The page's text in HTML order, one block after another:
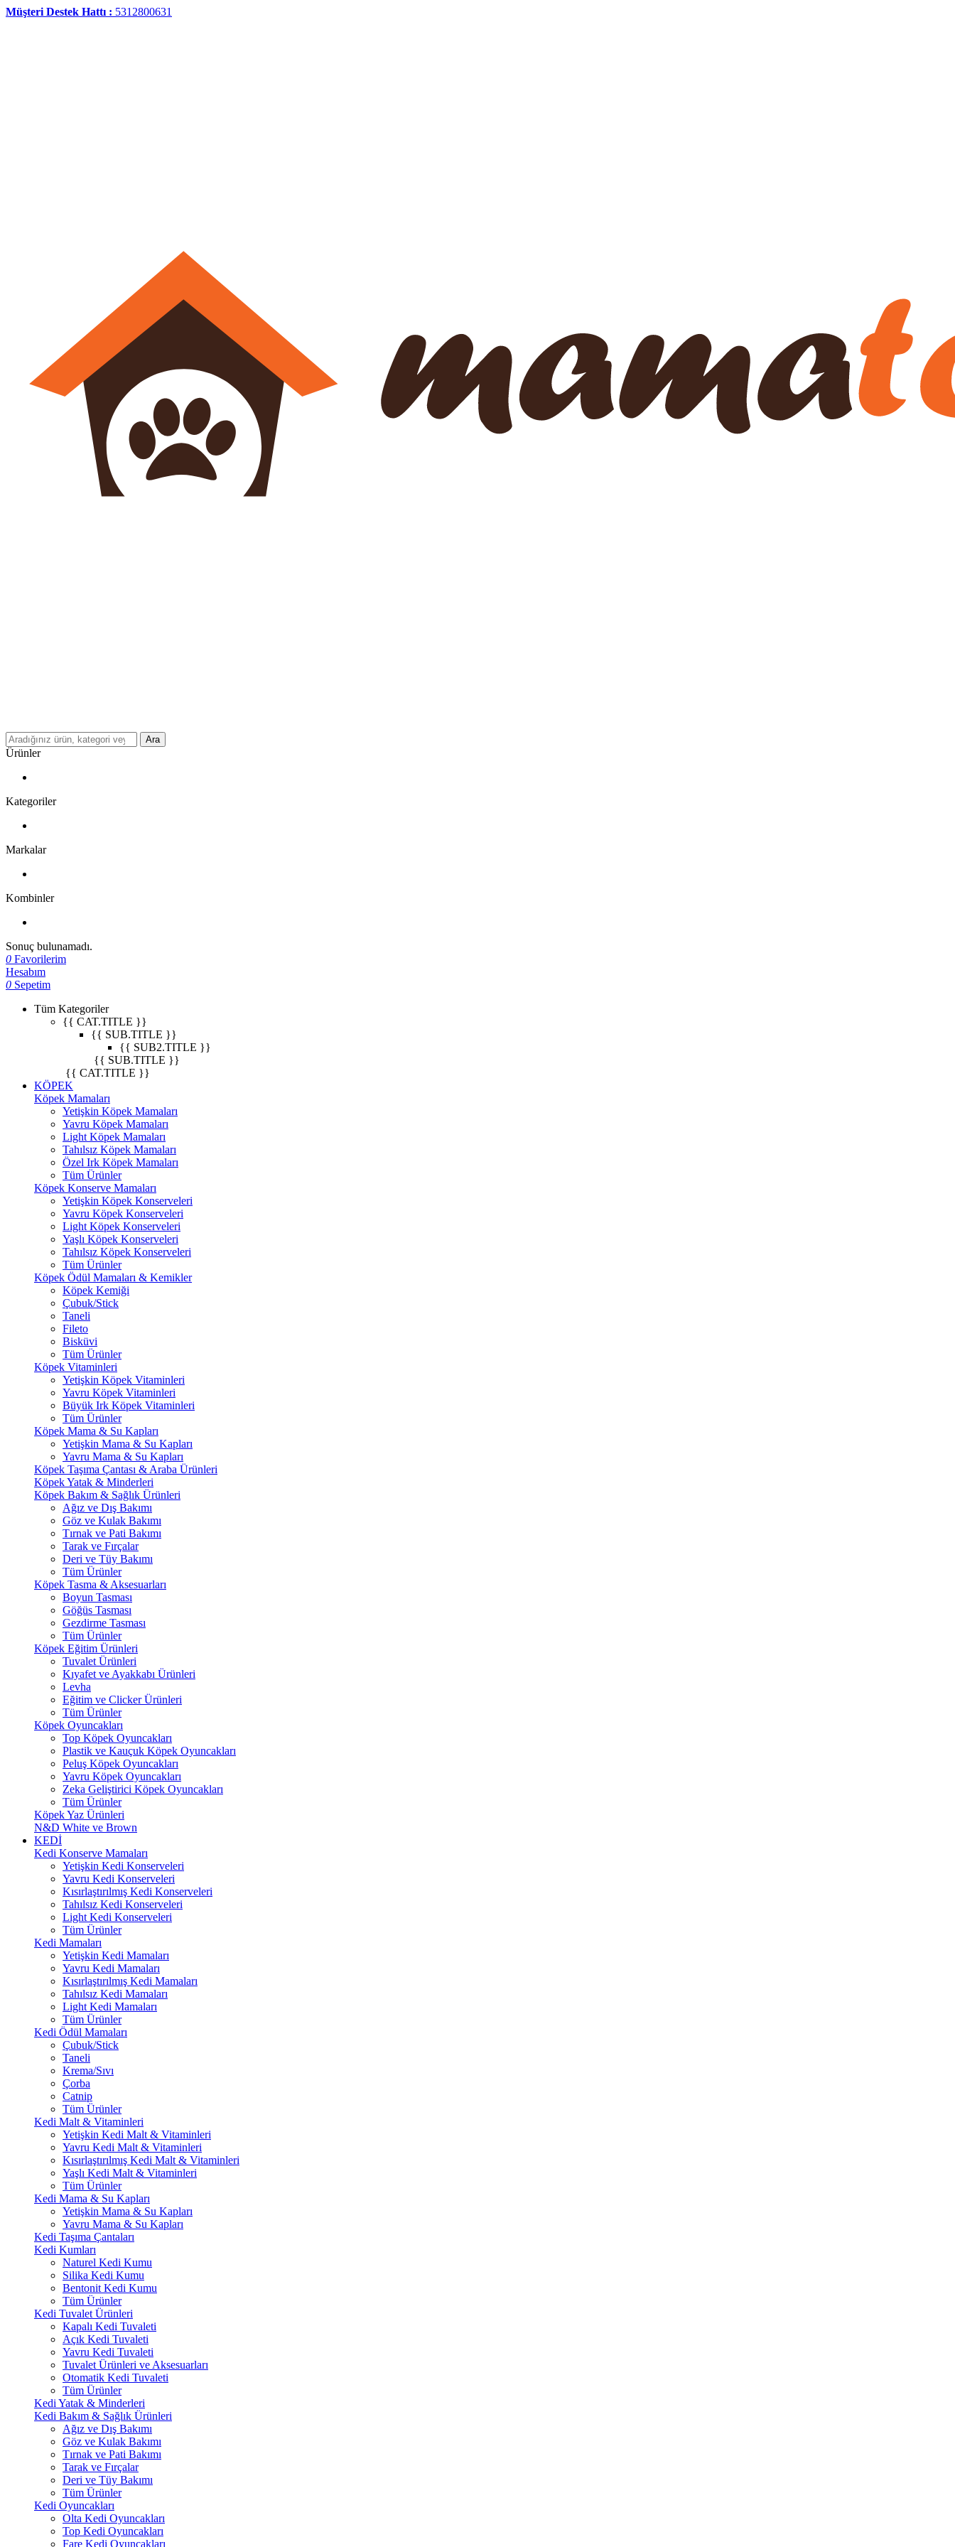
Müşteri Destek Hattı : 5312800631
Ara
Ürünler
Kategoriler
Markalar
Kombinler
Sonuç bulunamadı.
0 Favorilerim
Hesabım
0 Sepetim
Tüm Kategoriler
{{ CAT.TITLE }}
{{ SUB.TITLE }}
{{ SUB2.TITLE }}
{{ SUB.TITLE }}
{{ CAT.TITLE }}
KÖPEK
Köpek Mamaları
Yetişkin Köpek Mamaları
Yavru Köpek Mamaları
Light Köpek Mamaları
Tahılsız Köpek Mamaları
Özel Irk Köpek Mamaları
Tüm Ürünler
Köpek Konserve Mamaları
Yetişkin Köpek Konserveleri
Yavru Köpek Konserveleri
Light Köpek Konserveleri
Yaşlı Köpek Konserveleri
Tahılsız Köpek Konserveleri
Tüm Ürünler
Köpek Ödül Mamaları & Kemikler
Köpek Kemiği
Çubuk/Stick
Taneli
Fileto
Bisküvi
Tüm Ürünler
Köpek Vitaminleri
Yetişkin Köpek Vitaminleri
Yavru Köpek Vitaminleri
Büyük Irk Köpek Vitaminleri
Tüm Ürünler
Köpek Mama & Su Kapları
Yetişkin Mama & Su Kapları
Yavru Mama & Su Kapları
Köpek Taşıma Çantası & Araba Ürünleri
Köpek Yatak & Minderleri
Köpek Bakım & Sağlık Ürünleri
Ağız ve Dış Bakımı
Göz ve Kulak Bakımı
Tırnak ve Pati Bakımı
Tarak ve Fırçalar
Deri ve Tüy Bakımı
Tüm Ürünler
Köpek Tasma & Aksesuarları
Boyun Tasması
Göğüs Tasması
Gezdirme Tasması
Tüm Ürünler
Köpek Eğitim Ürünleri
Tuvalet Ürünleri
Kıyafet ve Ayakkabı Ürünleri
Levha
Eğitim ve Clicker Ürünleri
Tüm Ürünler
Köpek Oyuncakları
Top Köpek Oyuncakları
Plastik ve Kauçuk Köpek Oyuncakları
Peluş Köpek Oyuncakları
Yavru Köpek Oyuncakları
Zeka Geliştirici Köpek Oyuncakları
Tüm Ürünler
Köpek Yaz Ürünleri
N&D White ve Brown
KEDİ
Kedi Konserve Mamaları
Yetişkin Kedi Konserveleri
Yavru Kedi Konserveleri
Kısırlaştırılmış Kedi Konserveleri
Tahılsız Kedi Konserveleri
Light Kedi Konserveleri
Tüm Ürünler
Kedi Mamaları
Yetişkin Kedi Mamaları
Yavru Kedi Mamaları
Kısırlaştırılmış Kedi Mamaları
Tahılsız Kedi Mamaları
Light Kedi Mamaları
Tüm Ürünler
Kedi Ödül Mamaları
Çubuk/Stick
Taneli
Krema/Sıvı
Çorba
Catnip
Tüm Ürünler
Kedi Malt & Vitaminleri
Yetişkin Kedi Malt & Vitaminleri
Yavru Kedi Malt & Vitaminleri
Kısırlaştırılmış Kedi Malt & Vitaminleri
Yaşlı Kedi Malt & Vitaminleri
Tüm Ürünler
Kedi Mama & Su Kapları
Yetişkin Mama & Su Kapları
Yavru Mama & Su Kapları
Kedi Taşıma Çantaları
Kedi Kumları
Naturel Kedi Kumu
Silika Kedi Kumu
Bentonit Kedi Kumu
Tüm Ürünler
Kedi Tuvalet Ürünleri
Kapalı Kedi Tuvaleti
Açık Kedi Tuvaleti
Yavru Kedi Tuvaleti
Tuvalet Ürünleri ve Aksesuarları
Otomatik Kedi Tuvaleti
Tüm Ürünler
Kedi Yatak & Minderleri
Kedi Bakım & Sağlık Ürünleri
Ağız ve Dış Bakımı
Göz ve Kulak Bakımı
Tırnak ve Pati Bakımı
Tarak ve Fırçalar
Deri ve Tüy Bakımı
Tüm Ürünler
Kedi Oyuncakları
Olta Kedi Oyuncakları
Top Kedi Oyuncakları
Fare Kedi Oyuncakları